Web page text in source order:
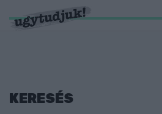
KERESÉS